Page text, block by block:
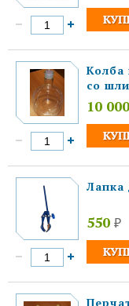
Колба
со
10 000
Лапка
550 ₽